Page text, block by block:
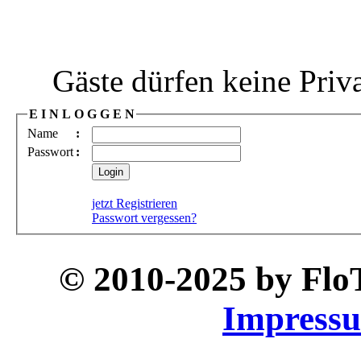
Gäste dürfen keine
E I N L O G G E N
Name
:
Passwort :
jetzt Registrieren
Passwort vergessen?
© 2010-2025 by